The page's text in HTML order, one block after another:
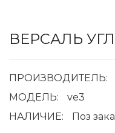
ВЕРСАЛЬ
ПРОИЗВОДИТЕЛЬ:
МОДЕЛЬ:
ve3
НАЛИЧИЕ:
Поз